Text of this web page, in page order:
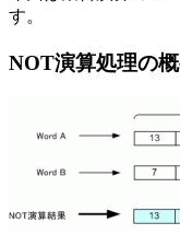
す。
NOT演算処理の